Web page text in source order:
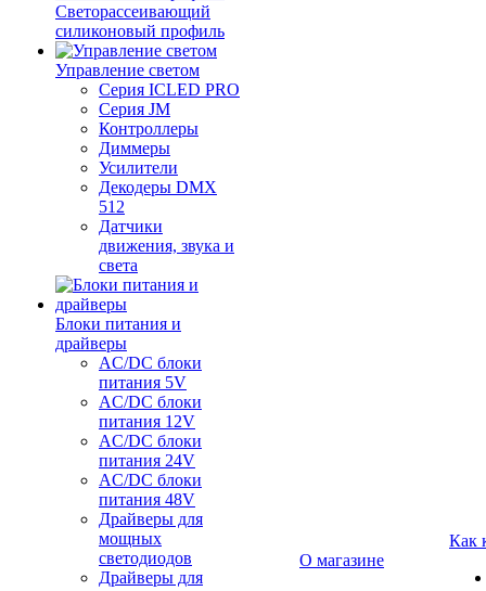
Светорассеивающий
силиконовый профиль
Управление светом
Серия ICLED PRO
Серия JM
Контроллеры
Диммеры
Усилители
Декодеры DMX
512
Датчики
движения, звука и
света
Блоки питания и
драйверы
AC/DC блоки
питания 5V
AC/DC блоки
питания 12V
AC/DC блоки
питания 24V
AC/DC блоки
питания 48V
Драйверы для
мощных
светодиодов
Драйверы для
О магазине
Как